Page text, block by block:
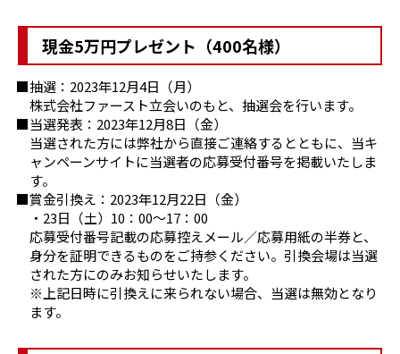
現金5万円プレゼント（400名様）
抽選：2023年12月4日（月）
株式会社ファースト立会いのもと、抽選会を行います。
当選発表：2023年12月8日（金）
当選された方には弊社から直接ご連絡するとともに、当キ
ャンペーンサイトに当選者の応募受付番号を掲載いたしま
す。
賞金引換え：2023年12月22日（金）
・23日（土）10：00～17：00
応募受付番号記載の応募控えメール／応募用紙の半券と、
身分を証明できるものをご持参ください。引換会場は当選
された方にのみお知らせいたします。
上記日時に引換えに来られない場合、当選は無効となり
ます。